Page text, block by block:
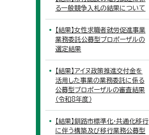
る一般競争入札の結果について
【結果】女性求職者就労促進事業
業務委託公募型プロポーザルの
選定結果
【結果】アイヌ政策推進交付金を
活用した事業の業務委託に係る
公募型プロポーザルの審査結果
（令和8年度）
【結果】釧路市標準化・共通化移行
に伴う構築及び移行業務公募型